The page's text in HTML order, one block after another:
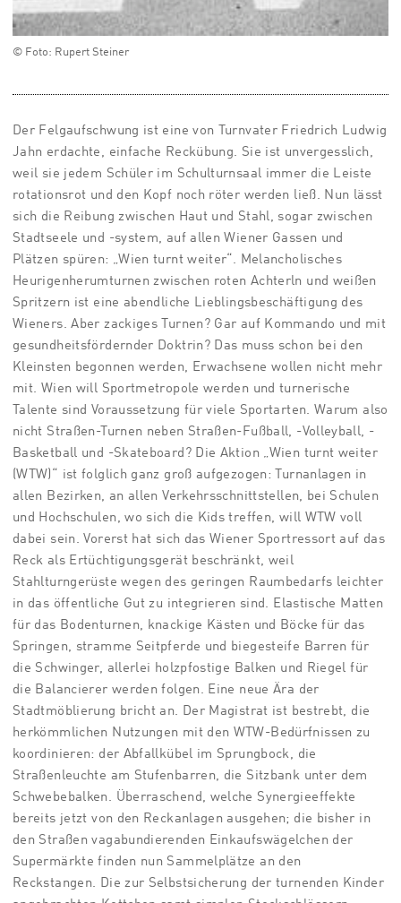
© Foto: Rupert Steiner
Der Felgaufschwung ist eine von Turnvater Friedrich Ludwig
Jahn erdachte, einfache Reckübung. Sie ist unvergesslich,
weil sie jedem Schüler im Schulturnsaal immer die Leiste
rotationsrot und den Kopf noch röter werden ließ. Nun lässt
sich die Reibung zwischen Haut und Stahl, sogar zwischen
Stadtseele und -system, auf allen Wiener Gassen und
Plätzen spüren: „Wien turnt weiter“. Melancholisches
Heurigenherumturnen zwischen roten Achterln und weißen
Spritzern ist eine abendliche Lieblingsbeschäftigung des
Wieners. Aber zackiges Turnen? Gar auf Kommando und mit
gesundheitsfördernder Doktrin? Das muss schon bei den
Kleinsten begonnen werden, Erwachsene wollen nicht mehr
mit. Wien will Sportmetropole werden und turnerische
Talente sind Voraussetzung für viele Sportarten. Warum also
nicht Straßen-Turnen neben Straßen-Fußball, -Volleyball, -
Basketball und -Skateboard? Die Aktion „Wien turnt weiter
(WTW)“ ist folglich ganz groß aufgezogen: Turnanlagen in
allen Bezirken, an allen Verkehrsschnittstellen, bei Schulen
und Hochschulen, wo sich die Kids treffen, will WTW voll
dabei sein. Vorerst hat sich das Wiener Sportressort auf das
Reck als Ertüchtigungsgerät beschränkt, weil
Stahlturngerüste wegen des geringen Raumbedarfs leichter
in das öffentliche Gut zu integrieren sind. Elastische Matten
für das Bodenturnen, knackige Kästen und Böcke für das
Springen, stramme Seitpferde und biegesteife Barren für
die Schwinger, allerlei holzpfostige Balken und Riegel für
die Balancierer werden folgen. Eine neue Ära der
Stadtmöblierung bricht an. Der Magistrat ist bestrebt, die
herkömmlichen Nutzungen mit den WTW-Bedürfnissen zu
koordinieren: der Abfallkübel im Sprungbock, die
Straßenleuchte am Stufenbarren, die Sitzbank unter dem
Schwebebalken. Überraschend, welche Synergieeffekte
bereits jetzt von den Reckanlagen ausgehen; die bisher in
den Straßen vagabundierenden Einkaufswägelchen der
Supermärkte finden nun Sammelplätze an den
Reckstangen. Die zur Selbstsicherung der turnenden Kinder